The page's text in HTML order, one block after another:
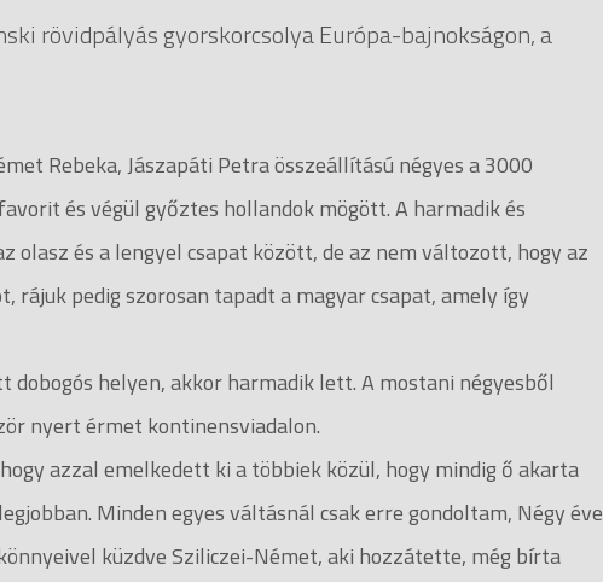
rövidpályás gyorskorcsolya Európa-bajnokságon, a
Rebeka, Jászapáti Petra összeállítású négyes a 3000
és végül győztes hollandok mögött. A harmadik és
olasz és a lengyel csapat között, de az nem változott, hogy az
pedig szorosan tapadt a magyar csapat, amely így
helyen, akkor harmadik lett. A mostani négyesből
nyert érmet kontinensviadalon.
azzal emelkedett ki a többiek közül, hogy mindig ő akarta
Minden egyes váltásnál csak erre gondoltam, Négy éve
küzdve Sziliczei-Német, aki hozzátette, még bírta